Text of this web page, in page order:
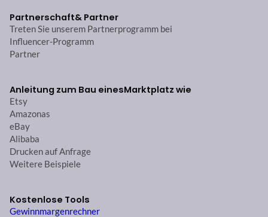
Partnerschaft& Partner
Treten Sie unserem Partnerprogramm bei
Influencer-Programm
Partner
Anleitung zum Bau einesMarktplatz wie
Etsy
Amazonas
eBay
Alibaba
Drucken auf Anfrage
Weitere Beispiele
Kostenlose Tools
Gewinnmargenrechner